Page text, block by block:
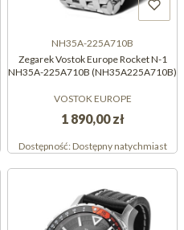
NH35A-225A710B
Zegarek Vostok Europe Rocket N-1
NH35A-225A710B (NH35A225A710B)
VOSTOK EUROPE
1 890,00 zł
Dostępność:Dostępny natychmiast